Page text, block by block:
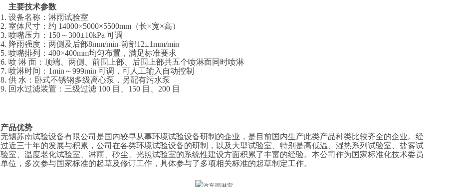
主要技术参数
1. 设备名称：淋雨试验室
2. 室体尺寸：约 14000×5000×5500mm（长×宽×高）
3. 喷嘴压力：150～300±10kPa 可调
4. 降雨强度：两侧及后部8mm/min-前部12±1mm/min
5. 喷嘴排列：400×400mm均匀布置，满足标准要求
6. 喷 淋 面：顶端、两侧、前围上部、后围上部共五个喷淋面同时喷淋
7. 喷淋时间：1min～999min 可调，可人工输入自动控制
8. 供 水：卧式不锈钢多级离心泵，另配有污水泵
9. 回水过滤装置：三级过滤 100 目、150 目、200 目
产品优势
无锡苏南试验设备有限公司是国内较早从事环境试验设备研制的企业，是目前国内生产此类产品种类比较齐全的企业。经
过近三十年的发展与积累，公司在各类环境试验设备的研制，以及大型试验室、特别是高低温、湿热系列试验室、盐雾试
验室、温度老化试验室、淋雨、砂尘、光照试验室的系统性建设方面积累了丰富的经验。本公司作为国家标准化技术委员
单位，多次参与国家标准的起草及修订工作，具体参与了多项相关标准的起草制定工作。